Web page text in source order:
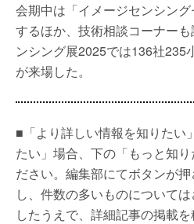
会期中は「イメージセンシン
するほか、技術相談コーナー
ンシング展2025では136社235
が来場した。
■「より詳しい情報を知りたい
たい」場合、下の「もっと知
ださい。編集部にてボタンが
し、件数の多いものについて
したうえで、詳細記事の掲載を